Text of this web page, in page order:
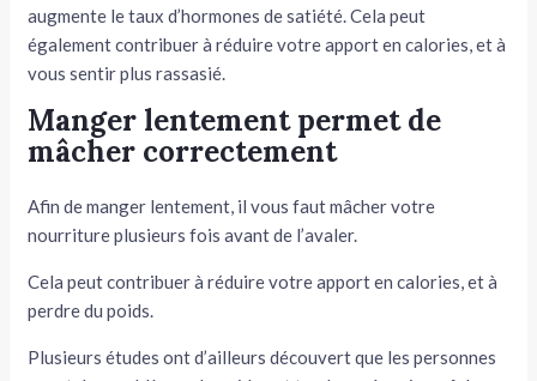
augmente le taux d’hormones de satiété. Cela peut
également contribuer à réduire votre apport en calories, et à
vous sentir plus rassasié.
Manger lentement permet de
mâcher correctement
Afin de manger lentement, il vous faut mâcher votre
nourriture plusieurs fois avant de l’avaler.
Cela peut contribuer à réduire votre apport en calories, et à
perdre du poids.
Plusieurs études ont d’ailleurs découvert que les personnes